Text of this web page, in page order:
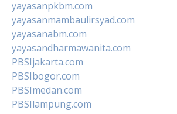
yayasanpkbm.com
yayasanmambaulirsyad.com
yayasanabm.com
yayasandharmawanita.com
PBSIjakarta.com
PBSIbogor.com
PBSImedan.com
PBSIlampung.com